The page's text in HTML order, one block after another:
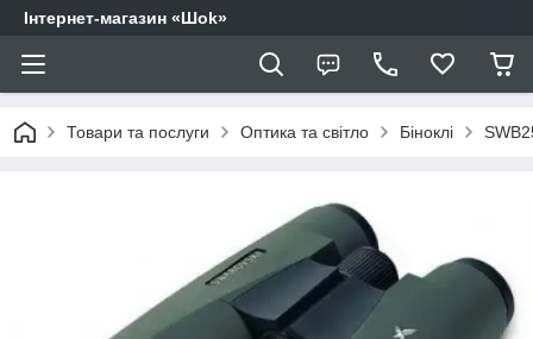
Інтернет-магазин «Шоk»
Товари та послуги Оптика та світло Біноклі